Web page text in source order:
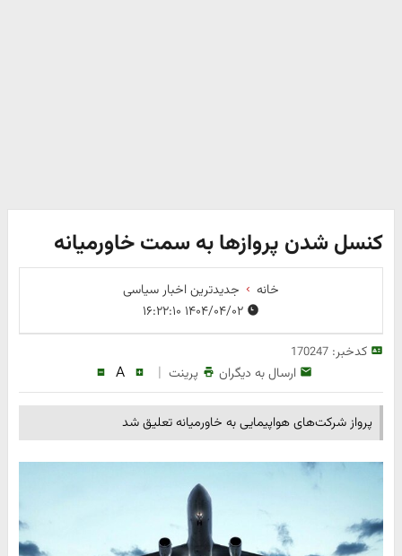
کنسل شدن پروازها به سمت خاورمیانه
خانه
جدیدترین اخبار سیاسی
۱۴۰۴/۰۴/۰۲ ۱۶:۲۲:۱۰
کدخبر:170247
ارسال به دیگران پرینت |
A
پرواز شرکت‌های هواپیمایی به خاورمیانه تعلیق شد